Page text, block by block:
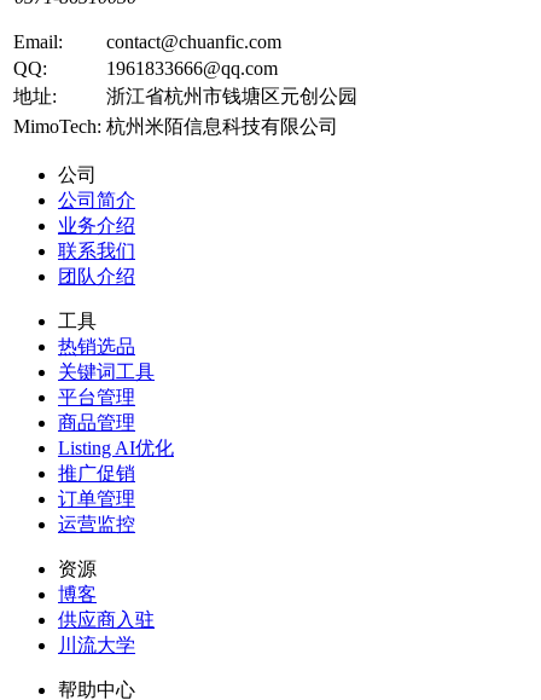
Email:
contact@chuanfic.com
QQ:
1961833666@qq.com
地址:
浙江省杭州市钱塘区元创公园
MimoTech: 杭州米陌信息科技有限公司
公司
公司简介
业务介绍
联系我们
团队介绍
工具
热销选品
关键词工具
平台管理
商品管理
Listing AI优化
推广促销
订单管理
运营监控
资源
博客
供应商入驻
川流大学
帮助中心